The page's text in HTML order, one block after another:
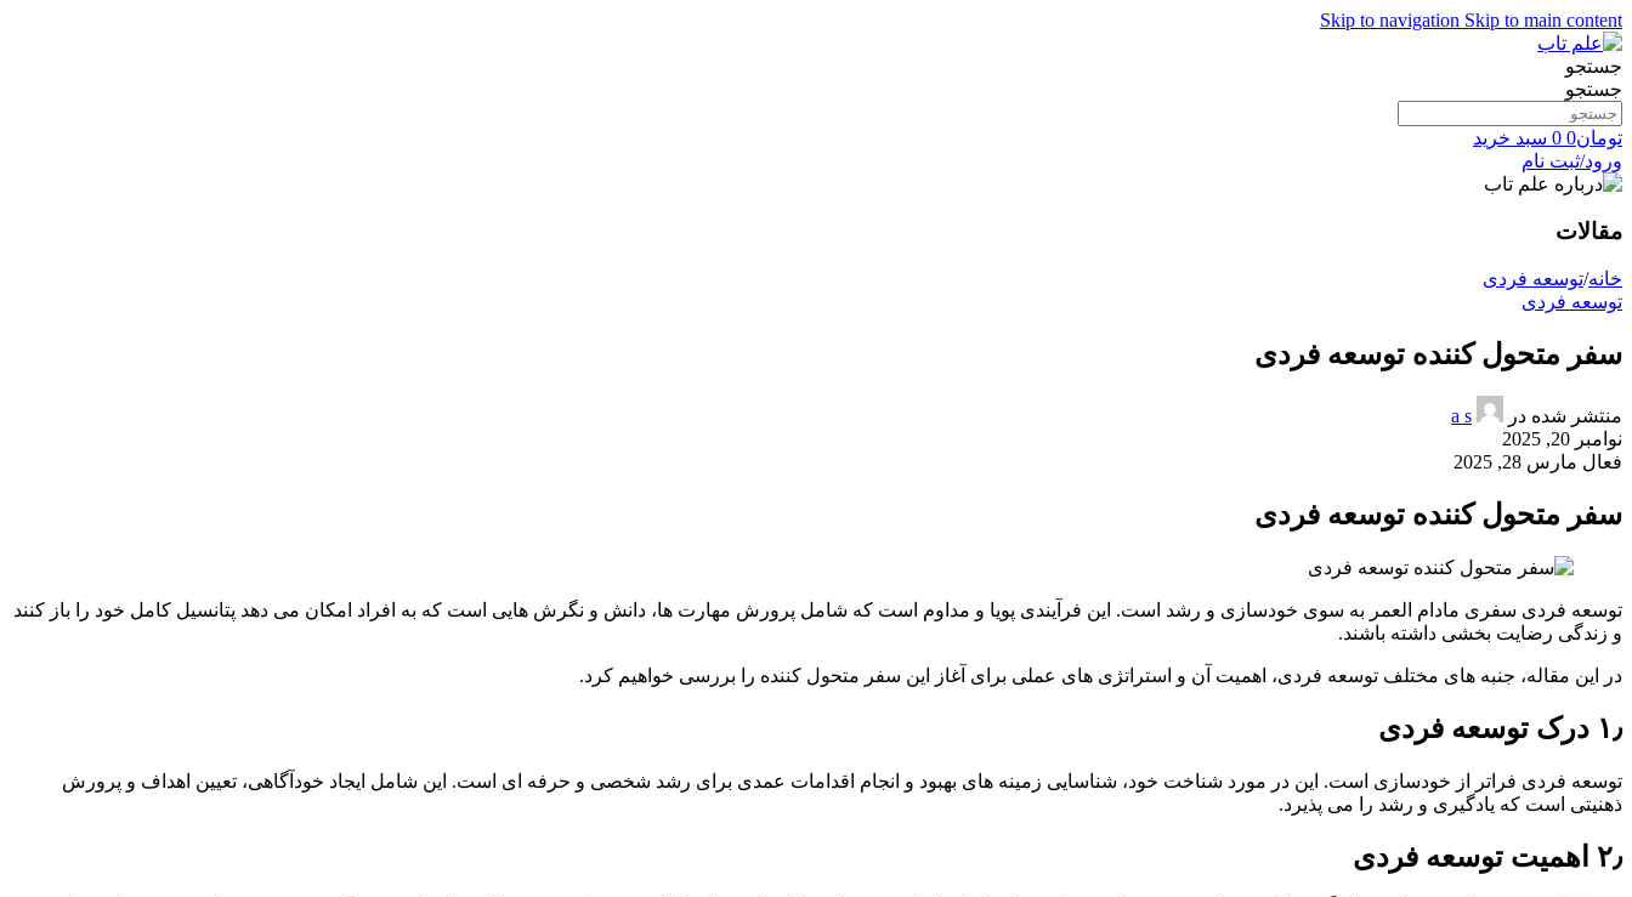
Skip to navigation Skip to main content
جستجو
جستجو
تومان0
0 سبد خرید
ورود/ثبت نام
مقالات
خانه/توسعه فردی
توسعه فردی
سفر متحول کننده توسعه فردی
منتشر شده در
a s
نوامبر 20, 2025
فعال مارس 28, 2025
سفر متحول کننده توسعه فردی
توسعه فردی سفری مادام العمر به سوی خودسازی و رشد است. این فرآیندی پویا و مداوم است که شامل پرورش مهارت ها، دانش و نگرش هایی است که به افراد امکان می دهد پتانسیل کامل خود را باز کنند
و زندگی رضایت بخشی داشته باشند.
در این مقاله، جنبه های مختلف توسعه فردی، اهمیت آن و استراتژی های عملی برای آغاز این سفر متحول کننده را بررسی خواهیم کرد.
۱٫ درک توسعه فردی
توسعه فردی فراتر از خودسازی است. این در مورد شناخت خود، شناسایی زمینه های بهبود و انجام اقدامات عمدی برای رشد شخصی و حرفه ای است. این شامل ایجاد خودآگاهی، تعیین اهداف و پرورش
ذهنیتی است که یادگیری و رشد را می پذیرد.
۲٫ اهمیت توسعه فردی